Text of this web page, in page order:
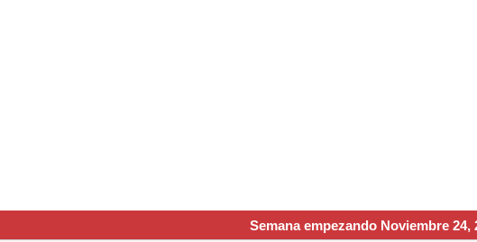
Semana empezando Noviembre 24,